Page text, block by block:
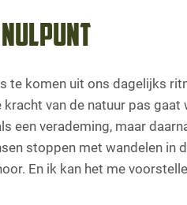
te komen uit ons dagelijks
van de natuur pas
een verademing, maar
stoppen met wandelen in
En ik kan het me